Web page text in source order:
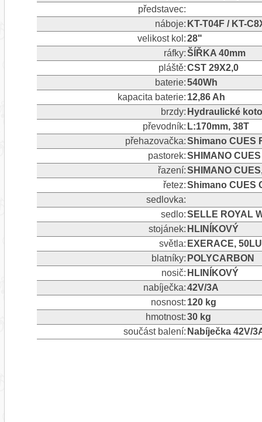
představec:
náboje: KT-T04F / KT-
velikost kol:28"
ráfky:ŠÍŘKA 40mm
pláště:CST 29X2,0
baterie:540Wh
kapacita baterie: 12,86 Ah
brzdy: Hydraulické
převodník: L:170mm, 38T
přehazovačka:Shimano CUES
pastorek:SHIMANO
řazení:SHIMANO
řetez:Shimano CUES
sedlovka:
sedlo:SELLE ROYAL
stojánek: HLINÍKOVÝ
světla: EXERACE,
blatníky: POLYCARBON
nosič: HLINÍKOVÝ
nabíječka:42V/3A
nosnost: 120 kg
hmotnost:30 kg
součást balení: Nabíječka 42V/